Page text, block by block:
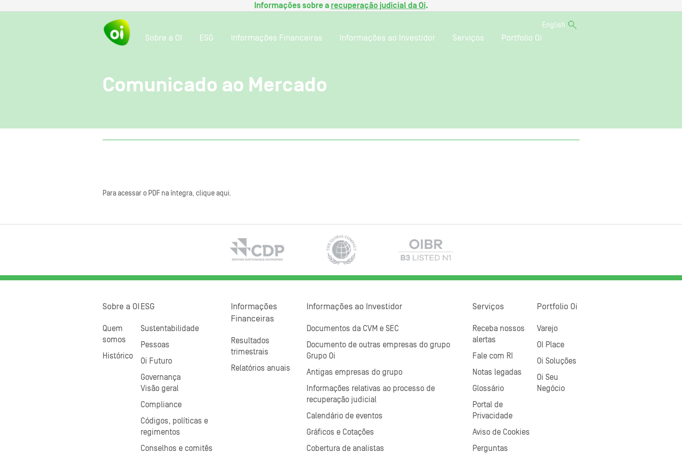
Informações sobre a recuperação judicial da Oi.
English
Sobre a OI ESG Informações Financeiras Informações ao Investidor Serviços Portfolio Oi
Comunicado ao Mercado
Para acessar o PDF na íntegra, clique aqui.
Sobre a OI
Quem
somos
Histórico
ESG
Sustentabilidade
Pessoas
Oi Futuro
Governança
Visão geral
Compliance
Códigos, políticas e
regimentos
Conselhos e comitês
Informações
Financeiras
Resultados
trimestrais
Relatórios anuais
Informações ao Investidor
Documentos da CVM e SEC
Documento de outras empresas do grupo
Grupo Oi
Antigas empresas do grupo
Informações relativas ao processo de
recuperação judicial
Calendário de eventos
Gráficos e Cotações
Cobertura de analistas
Serviços
Receba nossos
alertas
Fale com RI
Notas legadas
Glossário
Portal de
Privacidade
Aviso de Cookies
Perguntas
Portfolio Oi
Varejo
OI Place
Oi Soluções
Oi Seu
Negócio